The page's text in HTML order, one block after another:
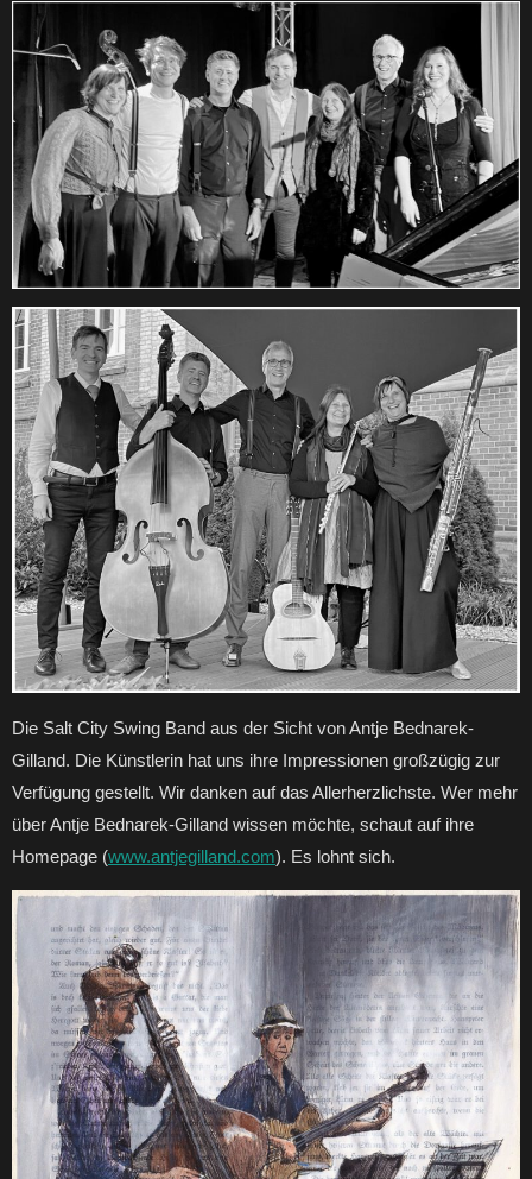
Die Salt City Swing Band aus der Sicht von Antje Bednarek-
Gilland. Die Künstlerin hat uns ihre Impressionen großzügig zur
Verfügung gestellt. Wir danken auf das Allerherzlichste. Wer mehr
über Antje Bednarek-Gilland wissen möchte, schaut auf ihre
Homepage (www.antjegilland.com). Es lohnt sich.